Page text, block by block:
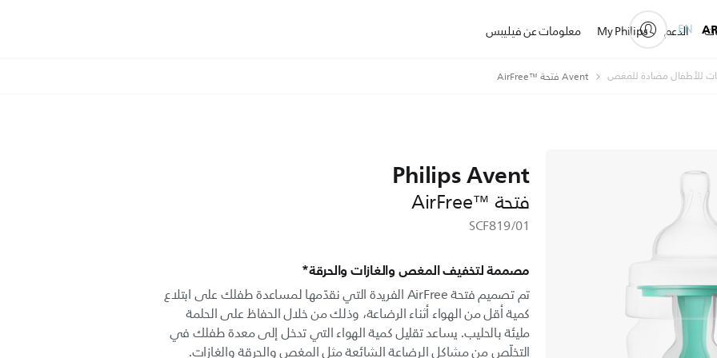
الدعم My Philips معلومات عن فيليبس EN
للأطفال مضادة للمغص Avent فتحة AirFree™‎
Philips Avent
فتحة AirFree™‎
SCF819/01
مصممة لتخفيف المغص والغازات والحرقة*
تم تصميم فتحة AirFree الفريدة التي نقدّمها لمساعدة طفلك على ابتلاع
كمية أقل من الهواء أثناء الرضاعة، وذلك من خلال الحفاظ على الحلمة
مليئة بالحليب. يساعد تقليل كمية الهواء التي تدخل إلى معدة طفلك في
التخلّص من مشاكل الرضاعة الشائعة مثل المغص والحرقة والغازات.